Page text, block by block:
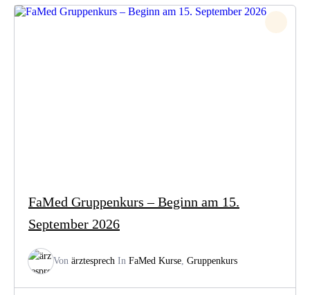
FaMed Gruppenkurs – Beginn am 15.
September 2026
Von ärztesprech In FaMed Kurse, Gruppenkurs